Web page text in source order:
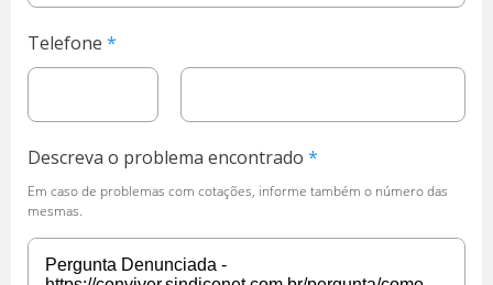
Telefone
Descreva o problema encontrado
Em caso de problemas com cotações, informe também o número das
mesmas.